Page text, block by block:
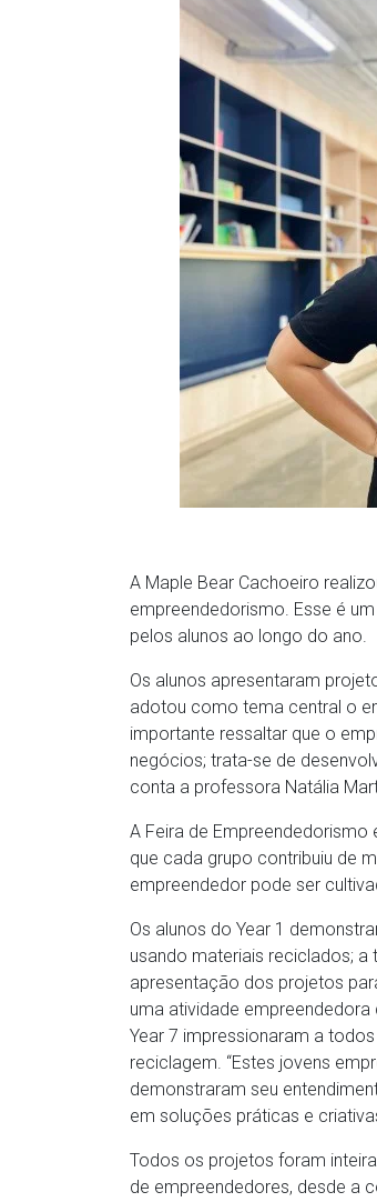
A Maple Bear Cachoeiro
empreendedorismo. Esse é
pelos alunos ao longo do ano.
Os alunos apresentaram
adotou como tema central o
importante ressaltar que o
negócios; trata-se de
conta a professora Natália
A Feira de Empreendedorismo
que cada grupo contribuiu de
empreendedor pode ser
Os alunos do Year 1
usando materiais reciclados; a
apresentação dos projetos
uma atividade
Year 7 impressionaram a
reciclagem. “Estes jovens
demonstraram seu
em soluções práticas e
Todos os projetos foram
de empreendedores, desde a